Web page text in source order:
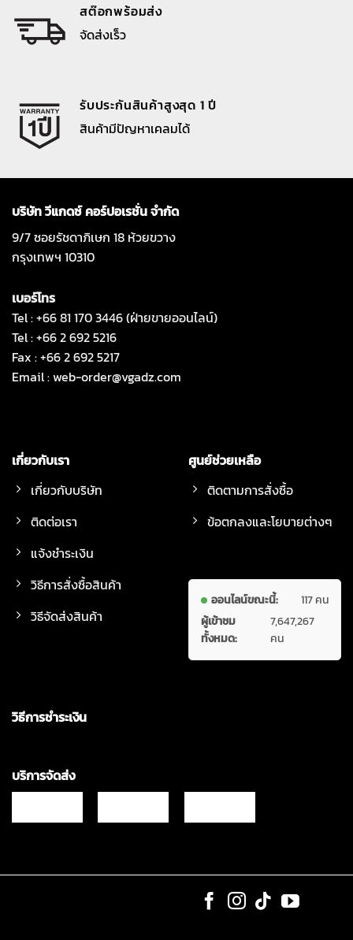
สต๊อกพร้อมส่ง
จัดส่งเร็ว
รับประกันสินค้าสูงสุด 1 ปี
สินค้ามีปัญหาเคลมได้
บริษัท วีแกดซ์ คอร์ปอเรชั่น จำกัด
9/7 ซอยรัชดาภิเษก 18 ห้วยขวาง
กรุงเทพฯ 10310
เบอร์โทร
Tel : +66 81 170 3446 (ฝ่ายขายออนไลน์)
Tel : +66 2 692 5216
Fax : +66 2 692 5217
Email :web-order@vgadz.com
เกี่ยวกับเรา
เกี่ยวกับบริษัท
ติดต่อเรา
แจ้งชำระเงิน
วิธีการสั่งซื้อสินค้า
วิธีจัดส่งสินค้า
ศูนย์ช่วยเหลือ
ติดตามการสั่งซื้อ
ข้อตกลงและโยบายต่างๆ
ออนไลน์ขณะนี้:
117 คน
ผู้เข้าชม
ทั้งหมด:
7,647,267
คน
วิธีการชำระเงิน
บริการจัดส่ง